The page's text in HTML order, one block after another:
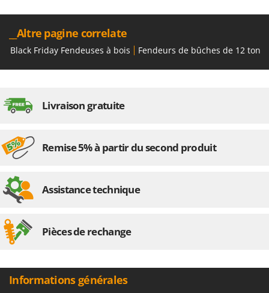
__Altre pagine correlate
Black Friday Fendeuses à bois Fendeurs de bûches de 12
Livraison gratuite
Remise 5% à partir du second produit
Assistance technique
Pièces de rechange
Informations générales